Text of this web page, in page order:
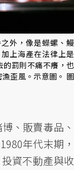
外，像是蠑螺、鰻
上海產在法律上是
的罰則不痛不癢，也
歪風。示意圖。 圖
、販賣毒品、
年代末期，
資不動產與收